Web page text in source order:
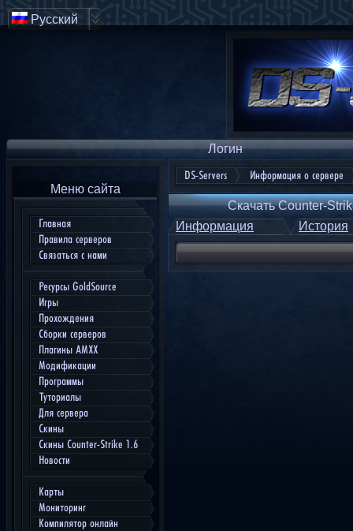
Логин
Меню сайта
Главная
Правила серверов
Связаться с нами
Ресурсы GoldSource
Игры
Прохождения
Сборки серверов
Плагины AMXX
Модификации
Программы
Туториалы
Для сервера
Скины
Скины Counter-Strike 1.6
Новости
Карты
Мониторинг
Компилятор онлайн
DS-Servers Информация о сервере
Скачать Counter-
Информация
История
Русский